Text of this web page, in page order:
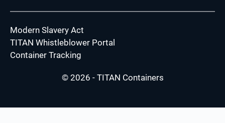
Modern Slavery Act
TITAN Whistleblower Portal
Container Tracking
© 2026 - TITAN Containers